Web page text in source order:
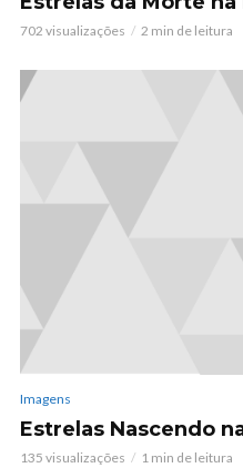
702 visualizações 2 min de leitura
Imagens
Estrelas Nascendo
135 visualizações 1 min de leitura